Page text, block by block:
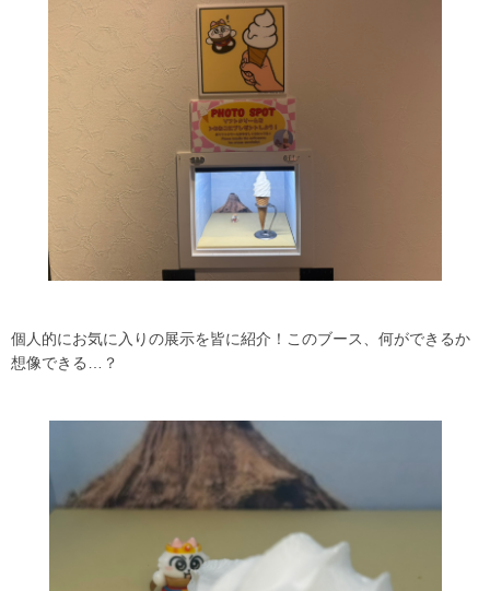
個人的にお気に入りの展示を皆に紹介！このブース、何ができるか
想像できる…？